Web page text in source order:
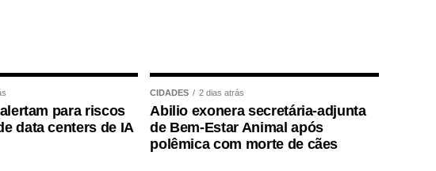
para riscos
data centers de IA
CIDADES 2 dias atrás
Abilio exonera secretária-adjunta
de Bem-Estar Animal após
polêmica com morte de cães